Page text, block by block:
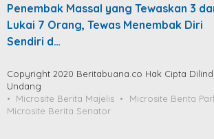
Penembak Massal yang Tewaskan 3
Lukai 7 Orang, Tewas Menembak Diri
Sendiri d…
Copyright 2020 Beritabuana.co Hak Cipta
Undang
Microsite Berita Majelis
Microsite Berita
Microsite Berita Senator